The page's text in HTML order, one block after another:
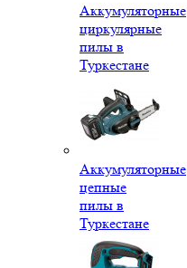
Аккумуляторные
циркулярные
пилы в
Туркестане
Аккумуляторные
цепные
пилы в
Туркестане